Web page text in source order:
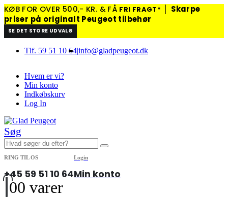
KØB FOR OVER 500,- KR. & FÅ FRI FRAGT*
Skarpe
priser på originalt Peugeot tilbehør
SE DET STORE UDVALG
Tlf. 59 51 10 64|info@gladpeugeot.dk
Hvem er vi?
Min konto
Indkøbskurv
Log In
Søg
RING TIL OS
+45 59 51 10 64
Login
Min konto
00 varer